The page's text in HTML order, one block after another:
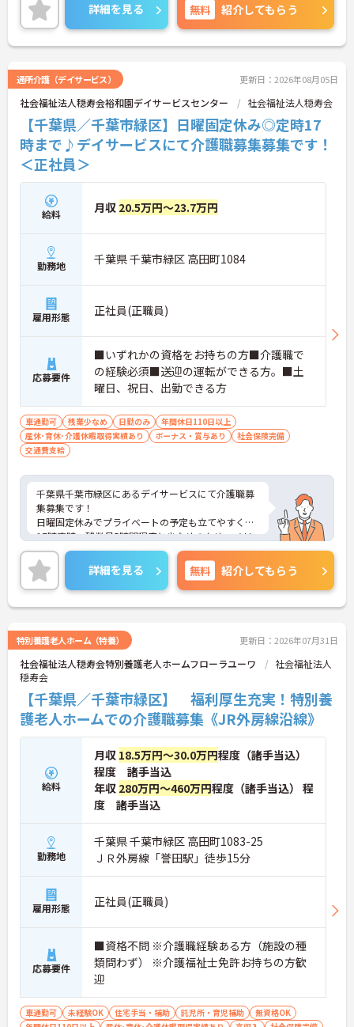
詳細を見る 無料 紹介してもらう
通所介護（デイサービス） 更新日：2026年08月05日
社会福祉法人穏寿会裕和園デイサービスセンター 社会福祉法人穏寿会
【千葉県／千葉市緑区】日曜固定休み◎定時17
時まで♪デイサービスにて介護職募集募集です！
＜正社員＞
給料 月収 20.5万円～23.7万円
勤務地 千葉県 千葉市緑区 高田町1084
雇用形態 正社員(正職員)
応募要件
■いずれかの資格をお持ちの方■介護職で
の経験必須■送迎の運転ができる方。■土
曜日、祝日、出勤できる方
車通勤可 残業少なめ 日勤のみ
年間休日110日以上
産休･育休･介護休暇取得実績あり
ボーナス・賞与あり
社会保険完備
交通費支給
千葉県千葉市緑区にあるデイサービスにて介護職募
集募集です！
日曜固定休みでプライベートの予定も立てやすく、
17時定時・残業月5時間程度と少なめのため、メリ
ハリをつけて働ける環境です◎地域に根差したデイ
サービスで、利用者様一人ひとりに寄り添ったケア
に携わりたい方にもおすすめです。ご興味のある方
には、面接対策ポイントなど、さらに詳細をご案内
しますのでお気軽にご相談ください！
詳細を見る 無料 紹介してもらう
特別養護老人ホーム（特養） 更新日：2026年07月31日
社会福祉法人穏寿会特別養護老人ホームフローラユーワ
社会福祉法人
穏寿会
【千葉県／千葉市緑区】 福利厚生充実！特別養
護老人ホームでの介護職募集《JR外房線沿線》
給料
月収 18.5万円～30.0万円程度（諸手当込）
程度 諸手当込
年収 280万円～460万円程度（諸手当込） 程
度 諸手当込
勤務地
千葉県 千葉市緑区 高田町1083-25
ＪＲ外房線「誉田駅」徒歩15分
雇用形態 正社員(正職員)
応募要件
■資格不問 ※介護職経験ある方（施設の種
類問わず） ※介護福祉士免許お持ちの方歓
迎
車通勤可 未経験OK 住宅手当・補助 託児所・育児補助
無資格OK